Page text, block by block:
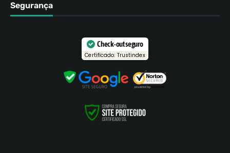
Segurança
Check-out seguro
Certificado: Trustindex